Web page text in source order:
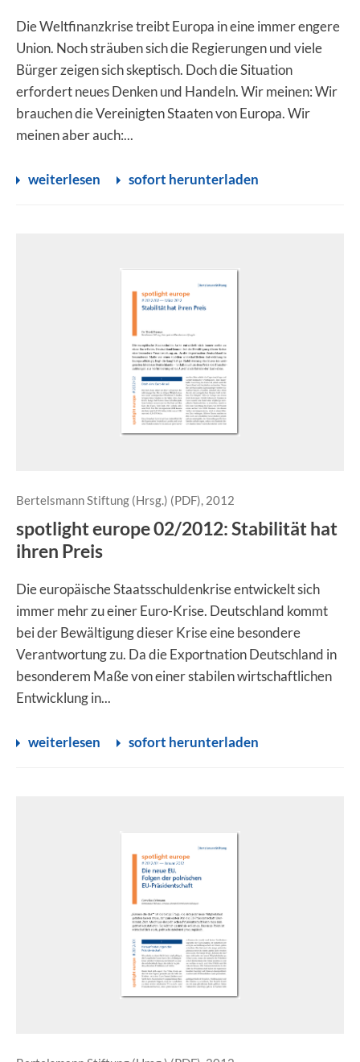
Die Weltfinanzkrise treibt Europa in eine immer engere
Union. Noch sträuben sich die Regierungen und viele
Bürger zeigen sich skeptisch. Doch die Situation
erfordert neues Denken und Handeln. Wir meinen: Wir
brauchen die Vereinigten Staaten von Europa. Wir
meinen aber auch:...
weiterlesen sofort herunterladen
Bertelsmann Stiftung (Hrsg.) (PDF), 2012
spotlight europe 02/2012: Stabilität hat
ihren Preis
Die europäische Staatsschuldenkrise entwickelt sich
immer mehr zu einer Euro-Krise. Deutschland kommt
bei der Bewältigung dieser Krise eine besondere
Verantwortung zu. Da die Exportnation Deutschland in
besonderem Maße von einer stabilen wirtschaftlichen
Entwicklung in...
weiterlesen sofort herunterladen